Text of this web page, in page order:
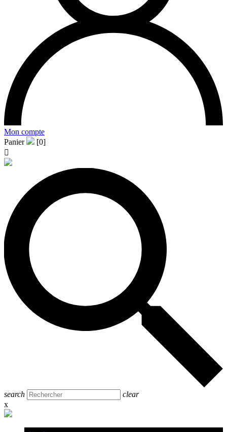
Mon compte
Panier
[0]

search
clear
x